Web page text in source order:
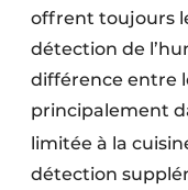
offrent toujours
détection de
différence entre
principalement
limitée à la
détection